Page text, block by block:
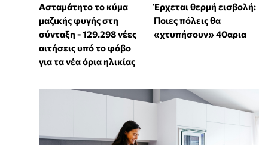
Ασταμάτητο το κύμα
μαζικής φυγής στη
σύνταξη - 129.298 νέες
αιτήσεις υπό το φόβο
για τα νέα όρια ηλικίας
Έρχεται θερμή εισβολή:
Ποιες πόλεις θα
«χτυπήσουν» 40αρια